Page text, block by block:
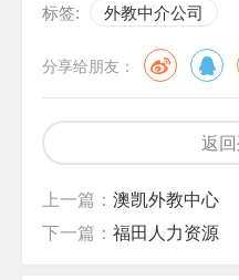
标签: 外教中介公司
分享给朋友：
返
上一篇： 澳凯外教中心
下一篇： 福田人力资源